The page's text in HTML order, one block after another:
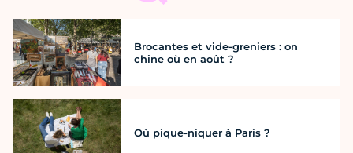
Brocantes et vide-greniers : on
chine où en août ?
Où pique-niquer à Paris ?